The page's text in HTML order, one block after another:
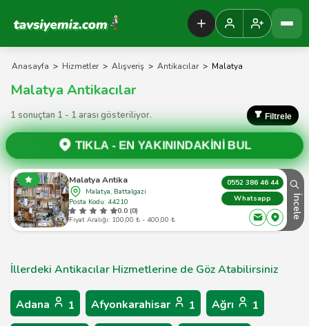
Tavsiyemiz Anasayfa
Anasayfa > Hizmetler > Alışveriş > Antikacılar > Malatya
Malatya Antikacılar
1 sonuçtan 1 - 1 arası gösteriliyor. Filtrele
TIKLA - EN YAKININDAKİNİ BUL
Malatya Antika
Malatya, Battalgazi
Posta Kodu: 44210
0.0 (0)
Fiyat Aralığı: 100,00 ₺ - 400,00 ₺
0552 386 46 44
Whatsapp
İncele
İllerdeki Antikacılar Hizmetlerine de Göz Atabilirsiniz
Adana 1 Afyonkarahisar 1 Ağrı 1